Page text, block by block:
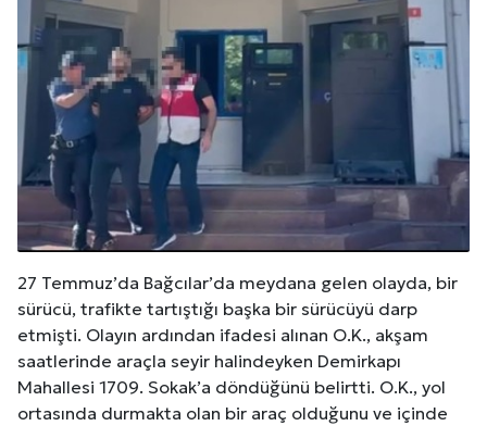
27 Temmuz’da Bağcılar’da meydana gelen olayda, bir
sürücü, trafikte tartıştığı başka bir sürücüyü darp
etmişti. Olayın ardından ifadesi alınan O.K., akşam
saatlerinde araçla seyir halindeyken Demirkapı
Mahallesi 1709. Sokak’a döndüğünü belirtti. O.K., yol
ortasında durmakta olan bir araç olduğunu ve içinde